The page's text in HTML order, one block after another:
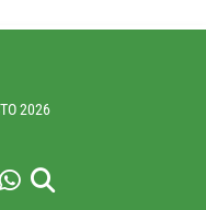
2026